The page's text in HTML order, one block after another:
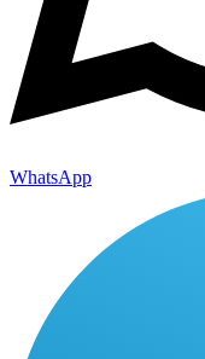
WhatsApp